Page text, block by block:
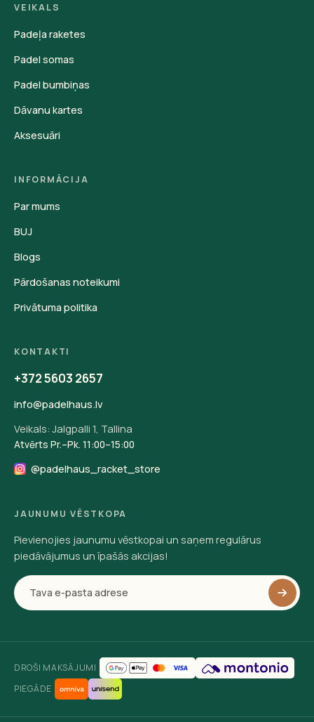
VEIKALS
Padeļa raketes
Padel somas
Padel bumbiņas
Dāvanu kartes
Aksesuāri
INFORMĀCIJA
Par mums
BUJ
Blogs
Pārdošanas noteikumi
Privātuma politika
KONTAKTI
+372 5603 2657
info@padelhaus.lv
Veikals: Jalgpalli 1, Tallina
Atvērts Pr.–Pk. 11:00–15:00
@padelhaus_racket_store
JAUNUMU VĒSTKOPA
Pievienojies jaunumu vēstkopai un saņem regulārus
piedāvājumus un īpašās akcijas!
DROŠI MAKSĀJUMI
PIEGĀDE